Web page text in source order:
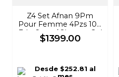
Z4 Set Afnan 9Pm
Pour Femme 4Pzs 100
Edp Spray/ Shower Gel
100/ Body Mist 150
$1399.00
Desde $252.81 al